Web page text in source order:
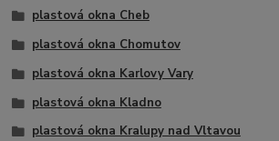
plastová okna Cheb
plastová okna Chomutov
plastová okna Karlovy Vary
plastová okna Kladno
plastová okna Kralupy nad Vltavou